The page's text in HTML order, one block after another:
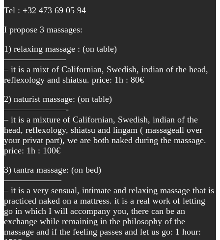
Tel : +32 473 69 05 94
I propose 3 massages:
1) relaxing massage : (on table)
———————
– it is a mixt of Californian, Swedish, indian of the head,
reflexology and shiatsu. price: 1h : 80€
2) naturist massage: (on table)
———————-
– it is a mixture of Californian, Swedish, indian of the
head, reflexology, shiatsu and lingam ( massageall over
your privat part), we are both naked during the massage.
price: 1h : 100€
3) tantra massage: (on bed)
——————–
– it is a very sensual, intimate and relaxing massage that is
practiced naked on a mattress. it is a real work of letting
go in which I will accompany you, there can be an
exchange while remaining in the philosophy of the
massage and if the feeling passes and let us go: 1 hour: